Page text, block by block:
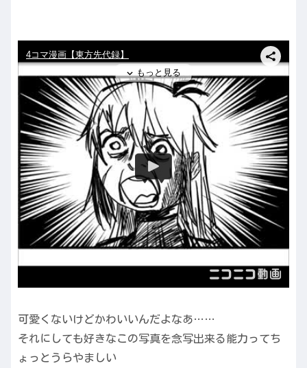
可愛くないけどかわいいんだよなあ……
それにしても好きなこの写真を念写出来る能力ってち
ょっとうらやましい